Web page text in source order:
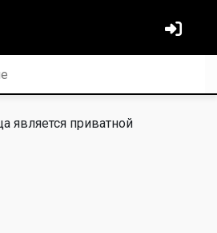
является приватной